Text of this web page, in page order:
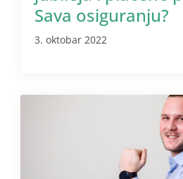
Sava osiguranju?
3. oktobar 2022